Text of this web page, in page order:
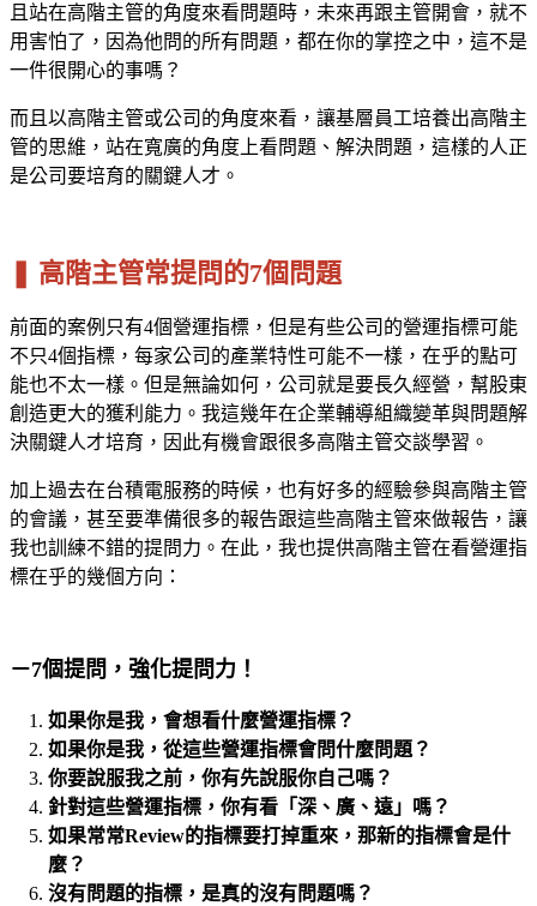
且站在高階主管的角度來看問題時，未來再跟主管開會，就不
用害怕了，因為他問的所有問題，都在你的掌控之中，這不是
一件很開心的事嗎？
而且以高階主管或公司的角度來看，讓基層員工培養出高階主
管的思維，站在寬廣的角度上看問題、解決問題，這樣的人正
是公司要培育的關鍵人才。
❚ 高階主管常提問的7個問題
前面的案例只有4個營運指標，但是有些公司的營運指標可能
不只4個指標，每家公司的產業特性可能不一樣，在乎的點可
能也不太一樣。但是無論如何，公司就是要長久經營，幫股東
創造更大的獲利能力。我這幾年在企業輔導組織變革與問題解
決關鍵人才培育，因此有機會跟很多高階主管交談學習。
加上過去在台積電服務的時候，也有好多的經驗參與高階主管
的會議，甚至要準備很多的報告跟這些高階主管來做報告，讓
我也訓練不錯的提問力。在此，我也提供高階主管在看營運指
標在乎的幾個方向：
－7個提問，強化提問力！
如果你是我，會想看什麼營運指標？
如果你是我，從這些營運指標會問什麼問題？
你要說服我之前，你有先說服你自己嗎？
針對這些營運指標，你有看「深、廣、遠」嗎？
如果常常Review的指標要打掉重來，那新的指標會是什
麼？
沒有問題的指標，是真的沒有問題嗎？